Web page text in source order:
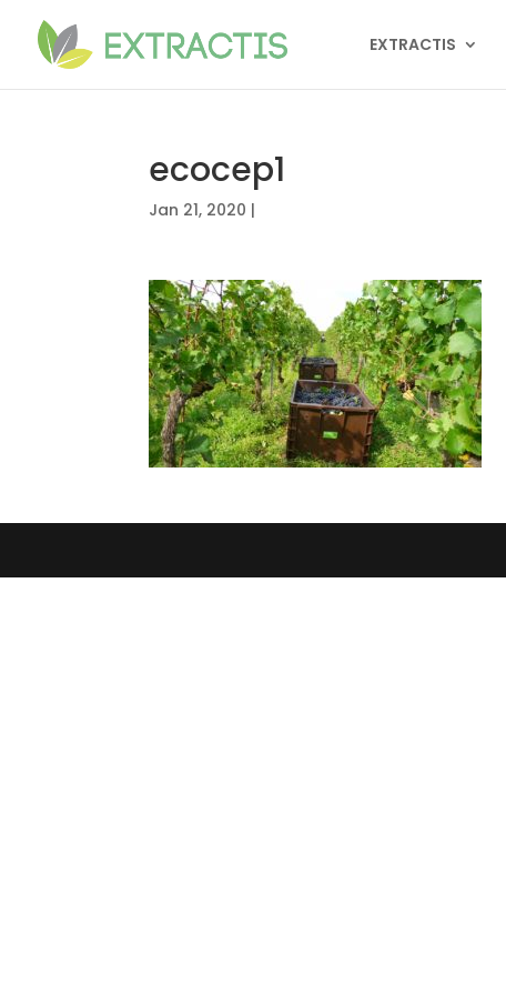
EXTRACTIS
ecocep1
Jan 21, 2020 |